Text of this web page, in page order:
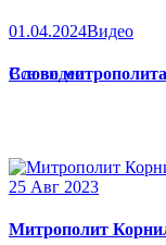
01.04.2024Видео
Слово
Все видео
25 Авг 2023
Митрополит